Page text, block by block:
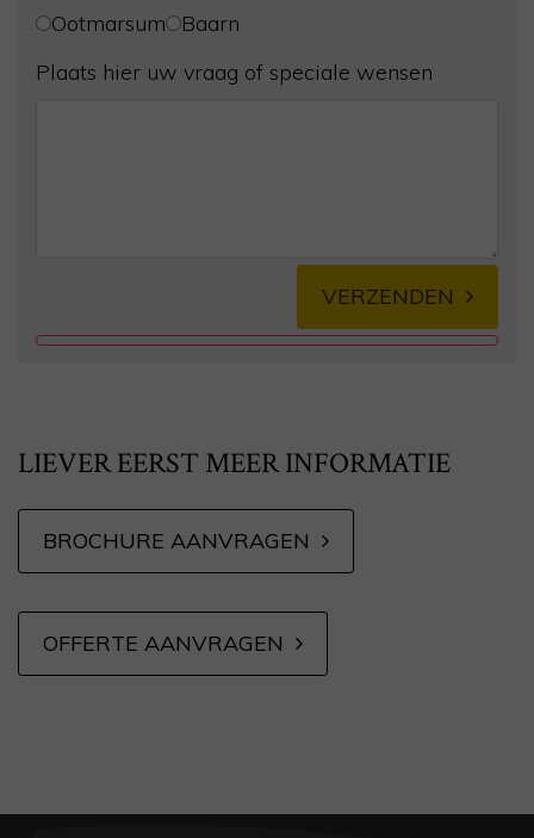
Ootmarsum
Baarn
Plaats hier uw vraag of speciale wensen
VERZENDEN
LIEVER EERST MEER INFORMATIE
BROCHURE AANVRAGEN
OFFERTE AANVRAGEN